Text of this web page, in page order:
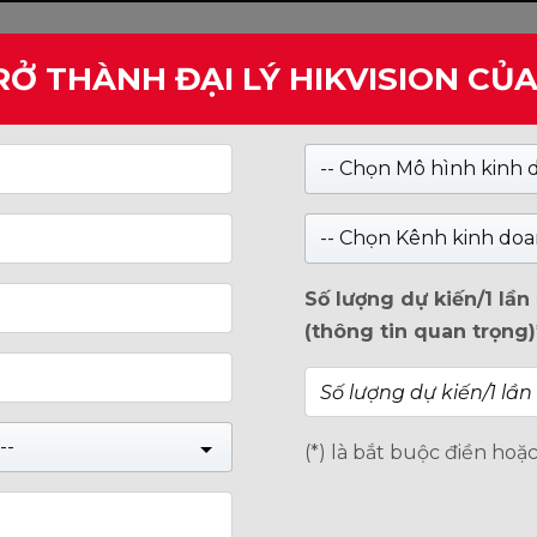
Kiểm tra
tài khoản ngân hàng mới
(Rồng Việt) xin được cập nhật lại các
hàng và đại lý vui lòng chuyển
của chúng tôi như sau:
THÀNH ĐẠI LÝ HIKVISION
-- Chọn Mô hình kinh
-- Chọn Kênh kinh
Số lượng dự kiến/1
(thông tin quan
(*) là bắt buộc điền